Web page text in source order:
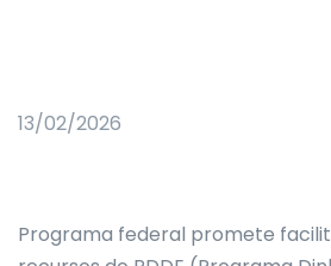
13/02/2026
Programa federal promete